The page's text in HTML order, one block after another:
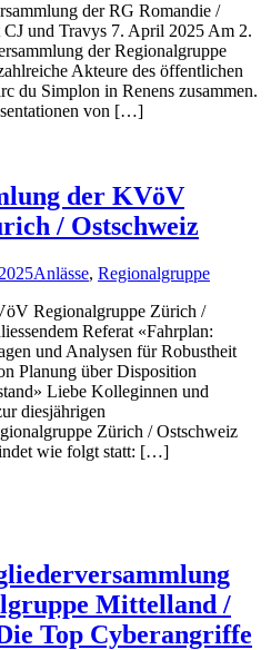
der RG Romandie /
und Travys 7. April 2025 Am 2.
der Regionalgruppe
Akteure des öffentlichen
du Simplon in Renens zusammen.
von […]
der KVöV
/ Ostschweiz
Anlässe, Regionalgruppe
Regionalgruppe Zürich /
Referat «Fahrplan:
und Analysen für Robustheit
Planung über Disposition
Liebe Kolleginnen und
diesjährigen
Zürich / Ostschweiz
wie folgt statt: […]
Mittelland /
Top Cyberangriffe